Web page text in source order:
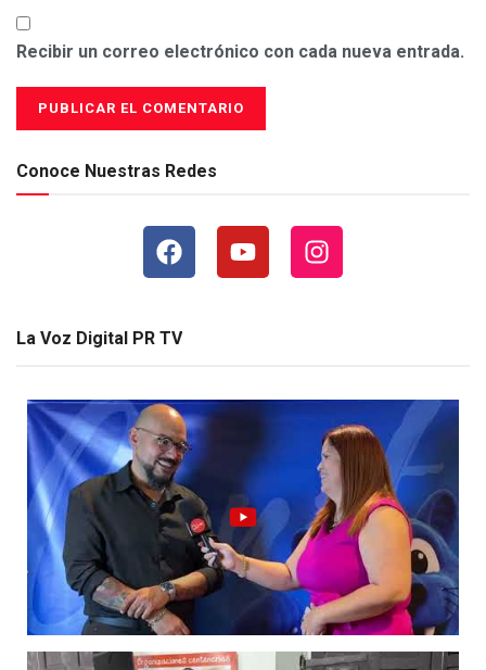
Recibir un correo electrónico con cada nueva entrada.
Conoce Nuestras Redes
La Voz Digital PR TV